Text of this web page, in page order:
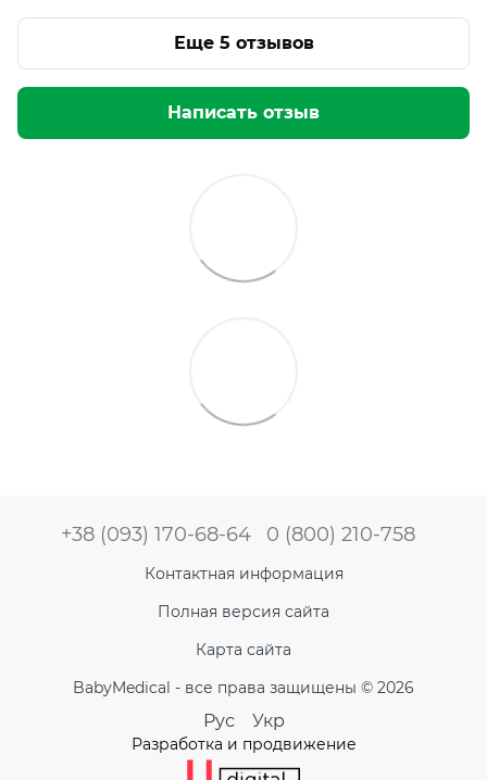
Еще 5 отзывов
Написать отзыв
+38 (093) 170-68-64 0 (800) 210-758
Контактная информация
Полная версия сайта
Карта сайта
BabyMedical - все права защищены © 2026
Рус Укр
Разработка и продвижение